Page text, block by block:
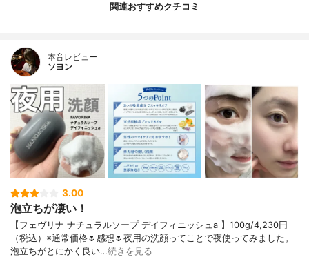
関連おすすめクチコミ
本音レビュー
ソヨン
3.00
泡立ちが凄い！
【フェヴリナ ナチュラルソープ デイフィニッシュa 】100g/4,230円
（税込）※通常価格🌷感想🌷夜用の洗顔ってことで夜使ってみました。
泡立ちがとにかく良い…続きを見る